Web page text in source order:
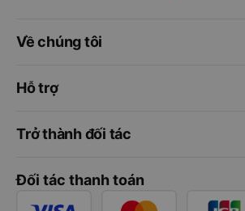
Về chúng tôi
Hỗ trợ
Trở thành đối tác
Đối tác thanh toán